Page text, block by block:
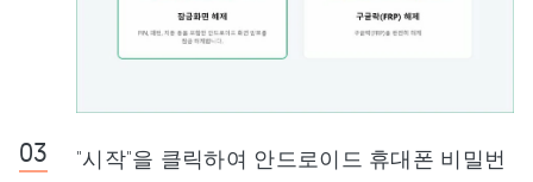
"시작"을 클릭하여 안드로이드 휴대폰 비밀번